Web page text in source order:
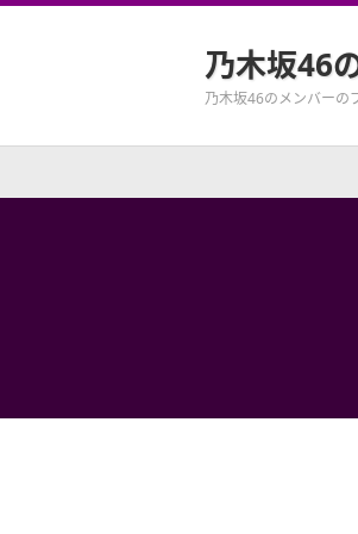
乃木坂46
乃木坂46のメンバーの